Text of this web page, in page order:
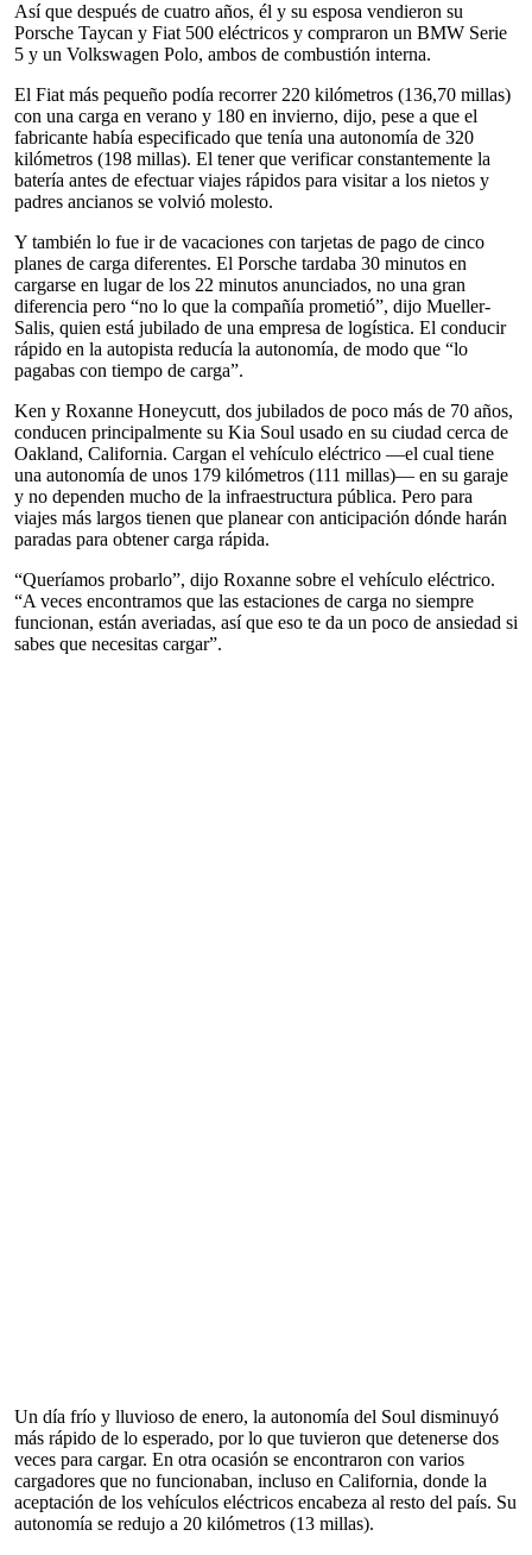
Así que después de cuatro años, él y su esposa vendieron su
Porsche Taycan y Fiat 500 eléctricos y compraron un BMW Serie
5 y un Volkswagen Polo, ambos de combustión interna.
El Fiat más pequeño podía recorrer 220 kilómetros (136,70 millas)
con una carga en verano y 180 en invierno, dijo, pese a que el
fabricante había especificado que tenía una autonomía de 320
kilómetros (198 millas). El tener que verificar constantemente la
batería antes de efectuar viajes rápidos para visitar a los nietos y
padres ancianos se volvió molesto.
Y también lo fue ir de vacaciones con tarjetas de pago de cinco
planes de carga diferentes. El Porsche tardaba 30 minutos en
cargarse en lugar de los 22 minutos anunciados, no una gran
diferencia pero “no lo que la compañía prometió”, dijo Mueller-
Salis, quien está jubilado de una empresa de logística. El conducir
rápido en la autopista reducía la autonomía, de modo que “lo
pagabas con tiempo de carga”.
Ken y Roxanne Honeycutt, dos jubilados de poco más de 70 años,
conducen principalmente su Kia Soul usado en su ciudad cerca de
Oakland, California. Cargan el vehículo eléctrico —el cual tiene
una autonomía de unos 179 kilómetros (111 millas)— en su garaje
y no dependen mucho de la infraestructura pública. Pero para
viajes más largos tienen que planear con anticipación dónde harán
paradas para obtener carga rápida.
“Queríamos probarlo”, dijo Roxanne sobre el vehículo eléctrico.
“A veces encontramos que las estaciones de carga no siempre
funcionan, están averiadas, así que eso te da un poco de ansiedad si
sabes que necesitas cargar”.
Un día frío y lluvioso de enero, la autonomía del Soul disminuyó
más rápido de lo esperado, por lo que tuvieron que detenerse dos
veces para cargar. En otra ocasión se encontraron con varios
cargadores que no funcionaban, incluso en California, donde la
aceptación de los vehículos eléctricos encabeza al resto del país. Su
autonomía se redujo a 20 kilómetros (13 millas).